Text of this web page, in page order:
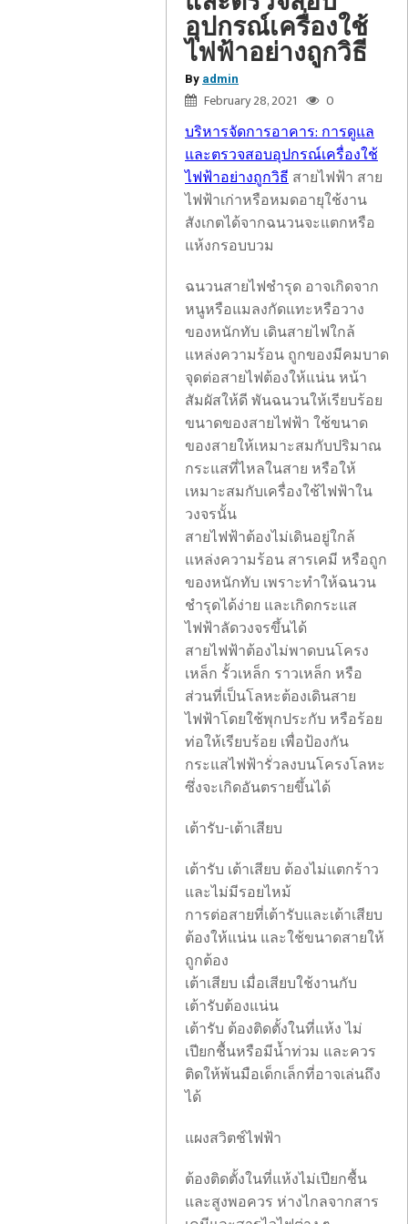
อุปกรณ์เครื่องใช้
ไฟฟ้าอย่างถูกวิธี
By admin
February 28, 2021 0
บริหารจัดการอาคาร: การดูแล
และตรวจสอบอุปกรณ์เครื่องใช้
ไฟฟ้าอย่างถูกวิธีสายไฟฟ้า สาย
ไฟฟ้าเก่าหรือหมดอายุใช้งาน
สังเกตได้จากฉนวนจะแตกหรือ
แห้งกรอบบวม
ฉนวนสายไฟชำรุด อาจเกิดจาก
หนูหรือแมลงกัดแทะหรือวาง
ของหนักทับ เดินสายไฟใกล้
แหล่งความร้อน ถูกของมีคมบาด
จุดต่อสายไฟต้องให้แน่น หน้า
สัมผัสให้ดี พันฉนวนให้เรียบร้อย
ขนาดของสายไฟฟ้า ใช้ขนาด
ของสายให้เหมาะสมกับปริมาณ
กระแสที่ไหลในสาย หรือให้
เหมาะสมกับเครื่องใช้ไฟฟ้าใน
วงจรนั้น
สายไฟฟ้าต้องไม่เดินอยู่ใกล้
แหล่งความร้อน สารเคมี หรือถูก
ของหนักทับ เพราะทำให้ฉนวน
ชำรุดได้ง่าย และเกิดกระแส
ไฟฟ้าลัดวงจรขึ้นได้
สายไฟฟ้าต้องไม่พาดบนโครง
เหล็ก รั้วเหล็ก ราวเหล็ก หรือ
ส่วนที่เป็นโลหะต้องเดินสาย
ไฟฟ้าโดยใช้พุกประกับ หรือร้อย
ท่อให้เรียบร้อย เพื่อป้องกัน
กระแสไฟฟ้ารั่วลงบนโครงโลหะ
ซึ่งจะเกิดอันตรายขึ้นได้
เต้ารับ-เต้าเสียบ
เต้ารับ เต้าเสียบ ต้องไม่แตกร้าว
และไม่มีรอยไหม้
การต่อสายที่เต้ารับและเต้าเสียบ
ต้องให้แน่น และใช้ขนาดสายให้
ถูกต้อง
เต้าเสียบ เมื่อเสียบใช้งานกับ
เต้ารับต้องแน่น
เต้ารับ ต้องติดตั้งในที่แห้ง ไม่
เปียกชื้นหรือมีน้ำท่วม และควร
ติดให้พ้นมือเด็กเล็กที่อาจเล่นถึง
ได้
แผงสวิตช์ไฟฟ้า
ต้องติดตั้งในที่แห้งไม่เปียกชื้น
และสูงพอควร ห่างไกลจากสาร